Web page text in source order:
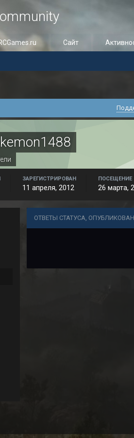
Сайт
ЗАРЕГИСТРИРОВАН
11 апреля, 2012
ПОСЕЩЕНИЕ
26 марта,
ОТВЕТЫ СТАТУСА,